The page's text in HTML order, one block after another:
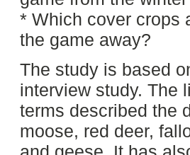
* Which cover crops
the game away?
The study is based
interview study. The
terms described the
moose, red deer,